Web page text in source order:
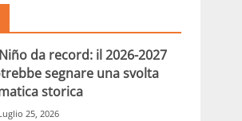
da record: il 2026-2027
segnare una svolta
storica
25, 2026